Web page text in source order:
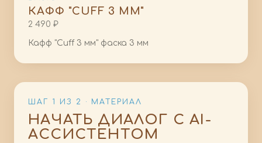
КАФФ "CUFF 3 ММ"
2 490 ₽
Кафф "Cuff 3 мм" фаска 3 мм
ШАГ 1 ИЗ 2 · МАТЕРИАЛ
НАЧАТЬ ДИАЛОГ С AI-
АССИСТЕНТОМ